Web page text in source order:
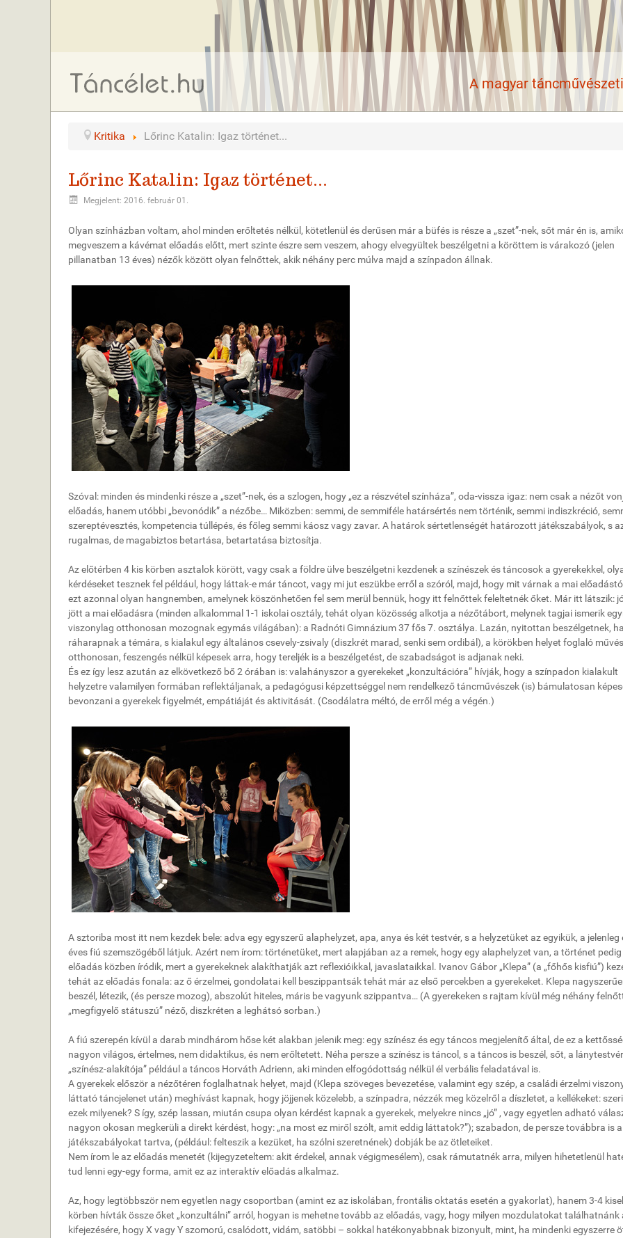
A magyar
Kritika Lőrinc Katalin: Igaz történet...
Lőrinc Katalin: Igaz történet...
Megjelent: 2016. február 01.
Olyan színházban voltam, ahol minden erőltetés nélkül, kötetlenül és derűsen már a büfés is része a „szet”-nek, sőt már én is,
megveszem a kávémat előadás előtt, mert szinte észre sem veszem, ahogy elvegyültek beszélgetni a köröttem is várakozó (jelen
pillanatban 13 éves) nézők között olyan felnőttek, akik néhány perc múlva majd a színpadon állnak.
Szóval: minden és mindenki része a „szet”-nek, és a szlogen, hogy „ez a részvétel színháza”, oda-vissza igaz: nem csak a nézőt
előadás, hanem utóbbi „bevonódik” a nézőbe… Miközben: semmi, de semmiféle határsértés nem történik, semmi indiszkréció,
szereptévesztés, kompetencia túllépés, és főleg semmi káosz vagy zavar. A határok sértetlenségét határozott játékszabályok, s
rugalmas, de magabiztos betartása, betartatása biztosítja.
Az előtérben 4 kis körben asztalok körött, vagy csak a földre ülve beszélgetni kezdenek a színészek és táncosok a gyerekekkel,
kérdéseket tesznek fel például, hogy láttak-e már táncot, vagy mi jut eszükbe erről a szóról, majd, hogy mit várnak a mai
ezt azonnal olyan hangnemben, amelynek köszönhetően fel sem merül bennük, hogy itt felnőttek feleltetnék őket. Már itt látszik:
jött a mai előadásra (minden alkalommal 1-1 iskolai osztály, tehát olyan közösség alkotja a nézőtábort, melynek tagjai ismerik
viszonylag otthonosan mozognak egymás világában): a Radnóti Gimnázium 37 fős 7. osztálya. Lazán, nyitottan beszélgetnek,
ráharapnak a témára, s kialakul egy általános csevely-zsivaly (diszkrét marad, senki sem ordibál), a körökben helyet foglaló
otthonosan, feszengés nélkül képesek arra, hogy tereljék is a beszélgetést, de szabadságot is adjanak neki.
És ez így lesz azután az elkövetkező bő 2 órában is: valahányszor a gyerekeket „konzultációra” hívják, hogy a színpadon kialakult
helyzetre valamilyen formában reflektáljanak, a pedagógusi képzettséggel nem rendelkező táncművészek (is) bámulatosan
bevonzani a gyerekek figyelmét, empátiáját és aktivitását. (Csodálatra méltó, de erről még a végén.)
A sztoriba most itt nem kezdek bele: adva egy egyszerű alaphelyzet, apa, anya és két testvér, s a helyzetüket az egyikük, a jelenleg
éves fiú szemszögéből látjuk. Azért nem írom: történetüket, mert alapjában az a remek, hogy egy alaphelyzet van, a történet
előadás közben íródik, mert a gyerekeknek alakíthatják azt reflexióikkal, javaslataikkal. Ivanov Gábor „Klepa” (a „főhős kisfiú”)
tehát az előadás fonala: az ő érzelmei, gondolatai kell beszippantsák tehát már az első percekben a gyerekeket. Klepa
beszél, létezik, (és persze mozog), abszolút hiteles, máris be vagyunk szippantva… (A gyerekeken s rajtam kívül még néhány
„megfigyelő státuszú” néző, diszkréten a leghátsó sorban.)
A fiú szerepén kívül a darab mindhárom hőse két alakban jelenik meg: egy színész és egy táncos megjelenítő által, de ez a
nagyon világos, értelmes, nem didaktikus, és nem erőltetett. Néha persze a színész is táncol, s a táncos is beszél, sőt, a lánytestvér
„színész-alakítója” például a táncos Horváth Adrienn, aki minden elfogódottság nélkül él verbális feladatával is.
A gyerekek először a nézőtéren foglalhatnak helyet, majd (Klepa szöveges bevezetése, valamint egy szép, a családi érzelmi
láttató táncjelenet után) meghívást kapnak, hogy jöjjenek közelebb, a színpadra, nézzék meg közelről a díszletet, a kellékeket:
ezek milyenek? S így, szép lassan, miután csupa olyan kérdést kapnak a gyerekek, melyekre nincs „jó” , vagy egyetlen adható
nagyon okosan megkerüli a direkt kérdést, hogy: „na most ez miről szólt, amit eddig láttatok?”); szabadon, de persze továbbra is a
játékszabályokat tartva, (például: felteszik a kezüket, ha szólni szeretnének) dobják be az ötleteiket.
Nem írom le az előadás menetét (kijegyzeteltem: akit érdekel, annak végigmesélem), csak rámutatnék arra, milyen hihetetlenül
tud lenni egy-egy forma, amit ez az interaktív előadás alkalmaz.
Az, hogy legtöbbször nem egyetlen nagy csoportban (amint ez az iskolában, frontális oktatás esetén a gyakorlat), hanem 3-4
körben hívták össze őket „konzultálni” arról, hogyan is mehetne tovább az előadás, vagy, hogy milyen mozdulatokat találhatnánk
kifejezésére, hogy X vagy Y szomorú, csalódott, vidám, satöbbi – sokkal hatékonyabbnak bizonyult, mint, ha mindenki egyszerre